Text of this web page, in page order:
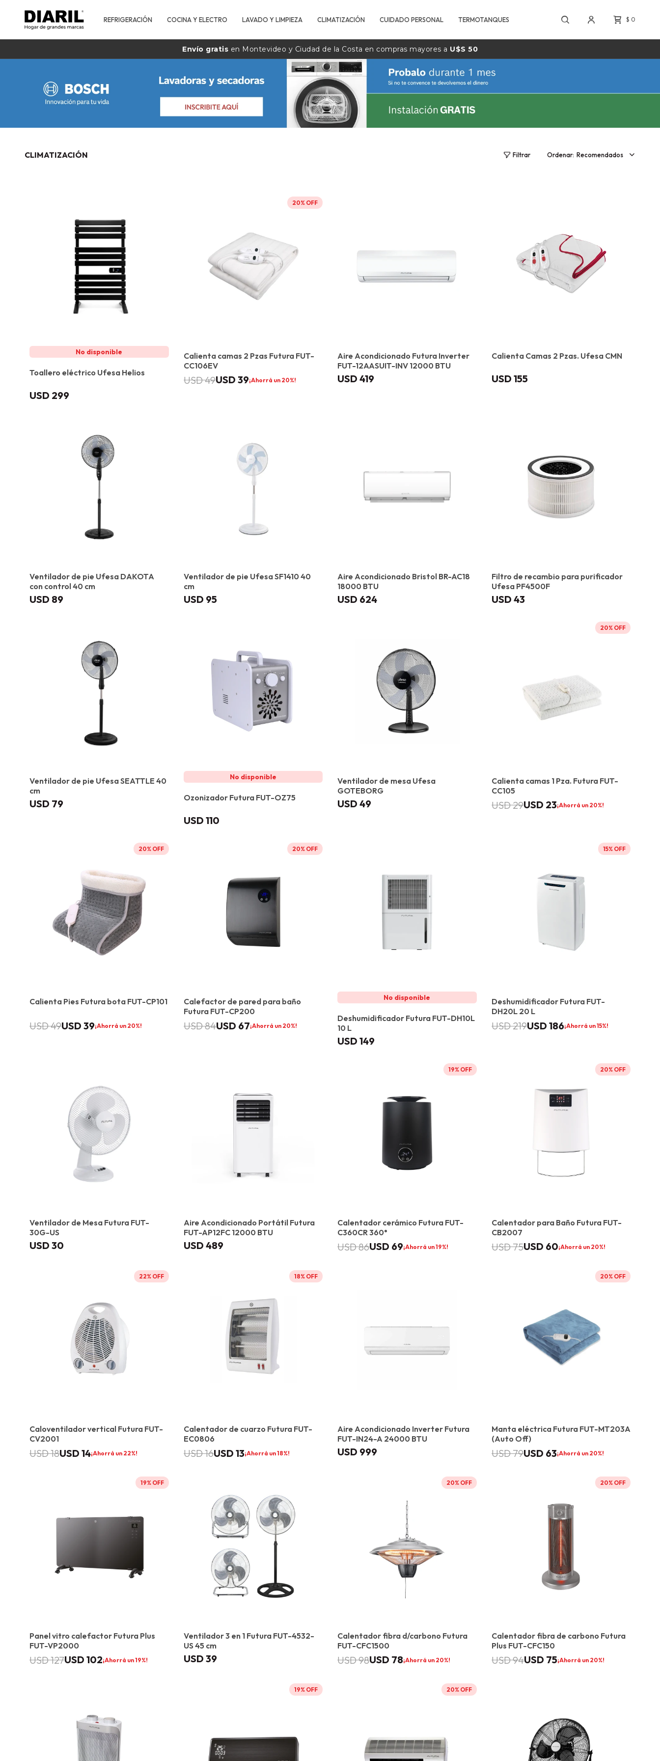
REFRIGERACIÓN COCINA Y ELECTRO LAVADO Y LIMPIEZA CLIMATIZACIÓN CUIDADO PERSONAL TERMOTANQUES $ 0
Envío gratis en Montevideo y Ciudad de la Costa en compras mayores a U$S 50
CLIMATIZACIÓN Recomendados
Toallero eléctrico Ufesa Helios
USD 299
20
Calienta camas 2 Pzas Futura FUT-
CC106EV
USD 39
USD49 20
Aire Acondicionado Futura Inverter
FUT-12AASUIT-INV 12000 BTU
USD 419
Calienta Camas 2 Pzas. Ufesa CMN
USD 155
Ventilador de pie Ufesa DAKOTA
con control 40 cm
USD 89
Ventilador de pie Ufesa SF1410 40
cm
USD 95
Aire Acondicionado Bristol BR-AC18
18000 BTU
USD 624
Filtro de recambio para purificador
Ufesa PF4500F
USD 43
Ventilador de pie Ufesa SEATTLE 40
cm
USD 79 Ozonizador Futura FUT-OZ75
USD 110
Ventilador de mesa Ufesa
GOTEBORG
USD 49
20
Calienta camas 1 Pza. Futura FUT-
CC105
USD 23
USD29 20
20
Calienta Pies Futura bota FUT-CP101
USD 39
USD49 20
20
Calefactor de pared para baño
Futura FUT-CP200
USD 67
USD84 20
Deshumidificador Futura FUT-DH10L
10 L
USD 149
15
Deshumidificador Futura FUT-
DH20L 20 L
USD 186
USD219 15
Ventilador de Mesa Futura FUT-
30G-US
USD 30
Aire Acondicionado Portátil Futura
FUT-AP12FC 12000 BTU
USD 489
19
Calentador cerámico Futura FUT-
C360CR 360°
USD 69
USD86 19
20
Calentador para Baño Futura FUT-
CB2007
USD 60
USD75 20
22
Caloventilador vertical Futura FUT-
CV2001
USD 14
USD18 22
18
Calentador de cuarzo Futura FUT-
EC0806
USD 13
USD16 18
Aire Acondicionado Inverter Futura
FUT-IN24-A 24000 BTU
USD 999
20
Manta eléctrica Futura FUT-MT203A
(Auto Off)
USD 63
USD79 20
19
Panel vitro calefactor Futura Plus
FUT-VP2000
USD 102
USD127 19
Ventilador 3 en 1 Futura FUT-4532-
US 45 cm
USD 39
20
Calentador fibra d/carbono Futura
FUT-CFC1500
USD 78
USD98 20
20
Calentador fibra de carbono Futura
Plus FUT-CFC150
USD 75
USD94 20
19 20